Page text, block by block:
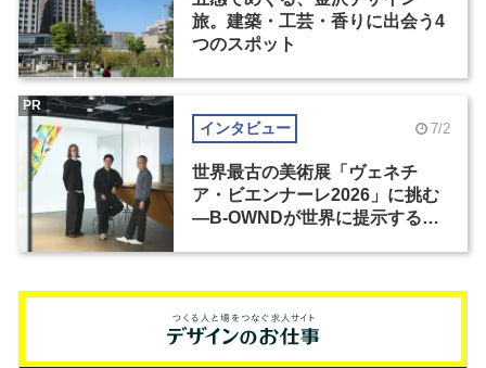
旅。建築・工芸・香りに出会う4
つのスポット
インタビュー 7/2
世界最古の美術展「ヴェネチ
ア・ビエンナーレ2026」に挑む
―B-OWNDが世界に提示する美
PR